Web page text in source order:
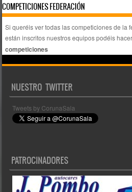
COMPETICIONES FEDERACIÓN
Si queréis ver todas las competiciones de la
están inscritos nuestros equipos podéis
competiciones
NUESTRO TWITTER
Tweets by CorunaSala
PATROCINADORES